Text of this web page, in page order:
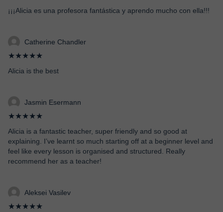
¡¡¡Alicia es una profesora fantástica y aprendo mucho con ella!!!
Catherine Chandler
★★★★★
Alicia is the best
Jasmin Esermann
★★★★★
Alicia is a fantastic teacher, super friendly and so good at
explaining. I’ve learnt so much starting off at a beginner level and
feel like every lesson is organised and structured. Really
recommend her as a teacher!
Aleksei Vasilev
★★★★★